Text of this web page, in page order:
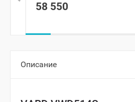
58 550
Описание